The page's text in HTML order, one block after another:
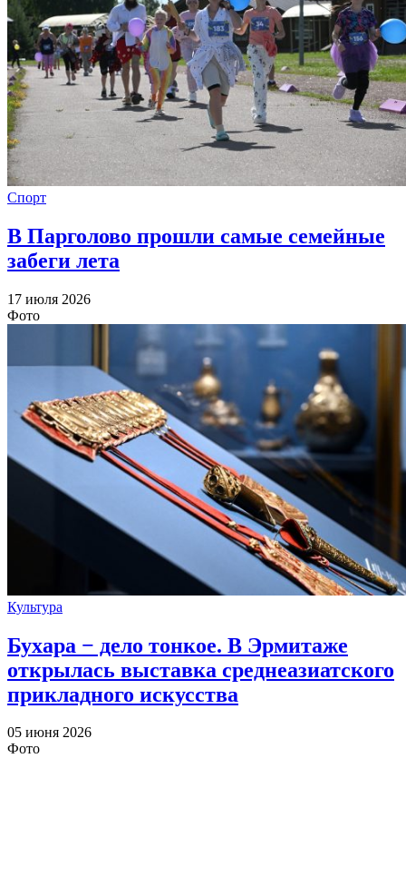
Спорт
В Парголово прошли самые семейные
забеги лета
17 июля 2026
Фото
Культура
Бухара − дело тонкое. В Эрмитаже
открылась выставка среднеазиатского
прикладного искусства
05 июня 2026
Фото